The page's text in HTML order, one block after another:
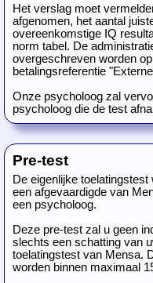
Het verslag moet
afgenomen, het aantal
overeenkomstige IQ
norm tabel. De
overgeschreven worden
betalingsreferentie
Onze psycholoog zal
psycholoog die de test
Pre-test
De eigenlijke
een afgevaardigde van
een psycholoog.
Deze pre-test zal u geen
slechts een schatting van
toelatingstest van Mensa.
worden binnen maximaal